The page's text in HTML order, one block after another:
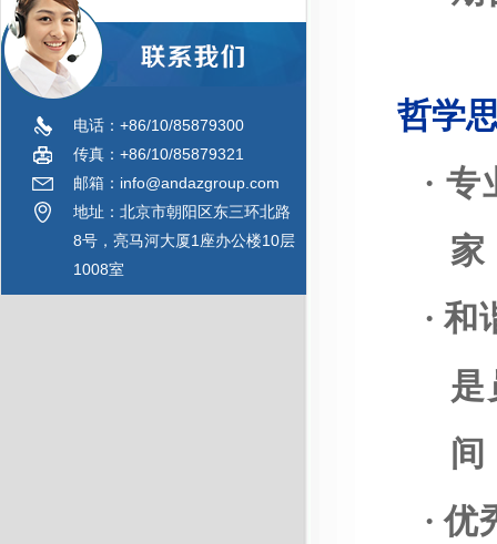
电话：+86/10/85879300
传真：+86/10/85879321
邮箱：info@andazgroup.com
地址：北京市朝阳区东三环北路
8号，亮马河大厦1座办公楼10层
1008室
哲学
· 专
家
· 和
是
· 优